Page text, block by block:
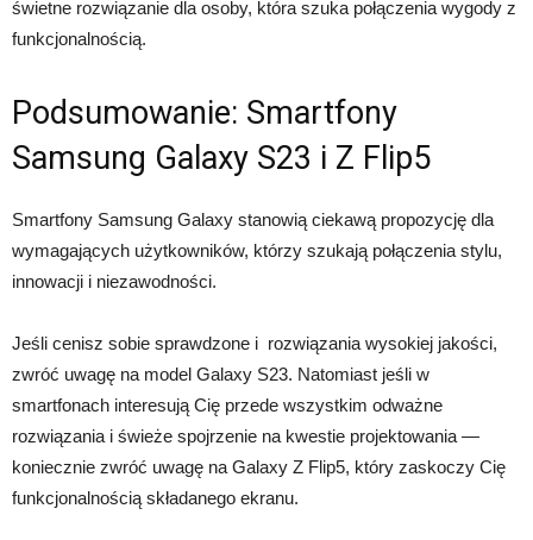
świetne rozwiązanie dla osoby, która szuka połączenia wygody z
funkcjonalnością.
Podsumowanie: Smartfony
Samsung Galaxy S23 i Z Flip5
Smartfony Samsung Galaxy stanowią ciekawą propozycję dla
wymagających użytkowników, którzy szukają połączenia stylu,
innowacji i niezawodności.
Jeśli cenisz sobie sprawdzone i rozwiązania wysokiej jakości,
zwróć uwagę na model Galaxy S23. Natomiast jeśli w
smartfonach interesują Cię przede wszystkim odważne
rozwiązania i świeże spojrzenie na kwestie projektowania —
koniecznie zwróć uwagę na Galaxy Z Flip5, który zaskoczy Cię
funkcjonalnością składanego ekranu.